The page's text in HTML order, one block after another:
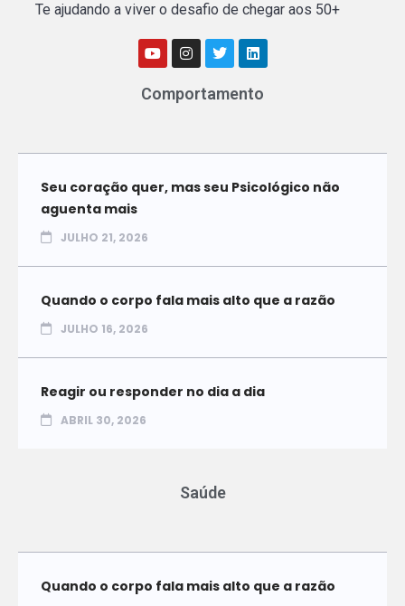
Te ajudando a viver o desafio de chegar aos 50+
Comportamento
Seu coração quer, mas seu Psicológico não
aguenta mais
JULHO 21, 2026
Quando o corpo fala mais alto que a razão
JULHO 16, 2026
Reagir ou responder no dia a dia
ABRIL 30, 2026
Saúde
Quando o corpo fala mais alto que a razão